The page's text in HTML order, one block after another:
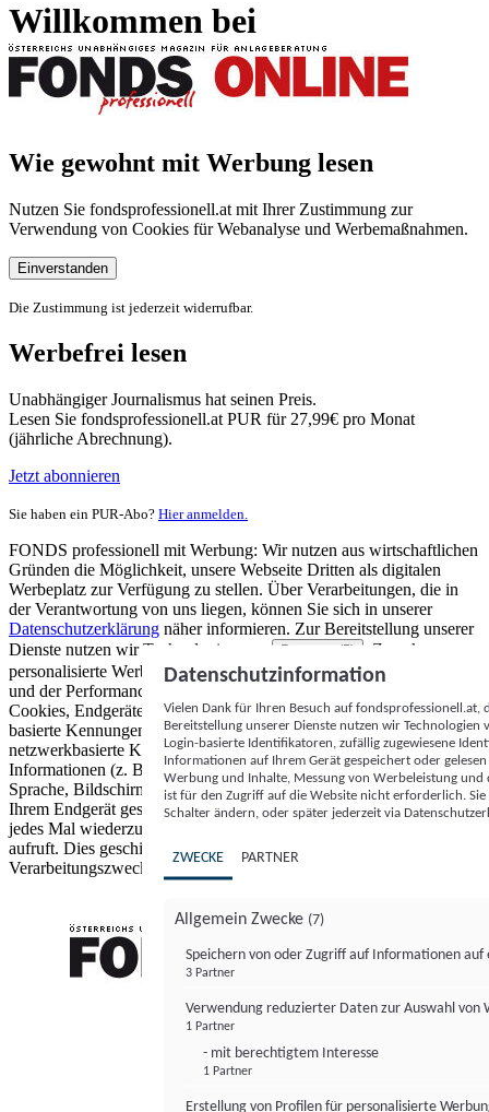
Willkommen bei
Wie gewohnt mit Werbung lesen
Nutzen Sie fondsprofessionell.at mit Ihrer Zustimmung zur
Verwendung von Cookies für Webanalyse und Werbemaßnahmen.
Einverstanden
Die Zustimmung ist jederzeit widerrufbar.
Werbefrei lesen
Unabhängiger Journalismus hat seinen Preis.
Lesen Sie fondsprofessionell.at PUR für 27,99€ pro Monat
(jährliche Abrechnung).
Jetzt abonnieren
Sie haben ein PUR-Abo? Hier anmelden.
FONDS professionell mit Werbung: Wir nutzen aus wirtschaftlichen
Gründen die Möglichkeit, unsere Webseite Dritten als digitalen
Werbeplatz zur Verfügung zu stellen. Über Verarbeitungen, die in
der Verantwortung von uns liegen, können Sie sich in unserer
Datenschutzerklärung näher informieren. Zur Bereitstellung unserer
Dienste nutzen wir Technologien von
Partnern (5)
. Zwecke:
personalisierte Werbung und Inhalte, Messung von Werbeleistung
und der Performance von Inhalten sowie Zielgruppenforschung.
Cookies, Endgeräte- oder ähnliche Online-Kennungen (z. B. login-
basierte Kennungen, zufällig generierte Kennungen,
netzwerkbasierte Kennungen) können zusammen mit anderen
Informationen (z. B. Browsertyp und Browserinformationen,
Sprache, Bildschirmgröße, unterstützte Technologien usw.) auf
Ihrem Endgerät gespeichert oder von dort ausgelesen werden, um es
jedes Mal wiederzuerkennen, wenn es eine App oder einer Webseite
aufruft. Dies geschieht für einen oder mehrere der hier aufgeführten
Verarbeitungszwecke.
Datenschutzinformation
Vielen Dank für Ihren Besuch auf
Bereitstellung unserer Dienste nutzen wir Technologien
Login-basierte Identifikatoren, zufällig zugewiesene
Informationen auf Ihrem Gerät gespeichert oder
Werbung und Inhalte, Messung von Werbeleistung
ist für den Zugriff auf die Website nicht erforderlich.
Schalter ändern, oder später jederzeit via
ZWECKE PARTNER
Allgemein Zwecke (7)
Speichern von oder Zugriff auf Informationen auf
3 Partner
Verwendung reduzierter Daten zur Auswahl von
1 Partner
- mit berechtigtem Interesse
1 Partner
Erstellung von Profilen für personalisierte
FONDS professionell